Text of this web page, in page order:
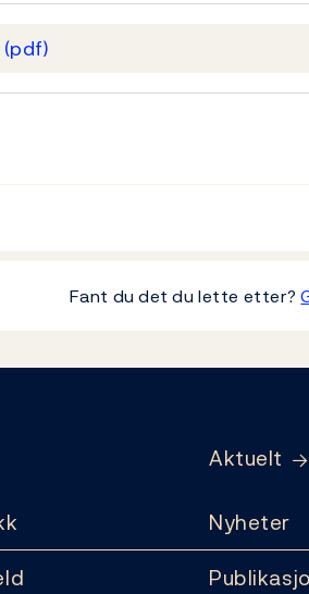
(pdf)
Fant du det du lette etter?
Aktuelt
Nyheter